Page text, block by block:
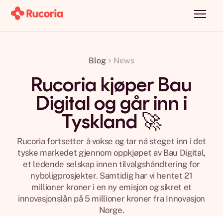
Blog News
Rucoria kjøper Bau
Digital og går inn i
Tyskland 🚀
Rucoria fortsetter å vokse og tar nå steget inn i det
tyske markedet gjennom oppkjøpet av Bau Digital,
et ledende selskap innen tilvalgshåndtering for
nyboligprosjekter. Samtidig har vi hentet 21
millioner kroner i en ny emisjon og sikret et
innovasjonslån på 5 millioner kroner fra Innovasjon
Norge.